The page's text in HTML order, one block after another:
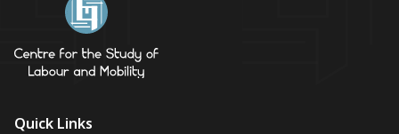
Quick Links